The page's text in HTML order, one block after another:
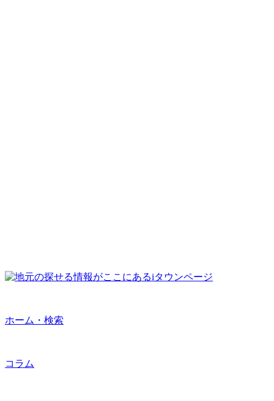
ホーム・検索
コラム